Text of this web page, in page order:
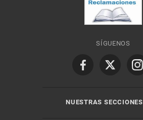
SÍGUENOS
NUESTRAS SECCIONES